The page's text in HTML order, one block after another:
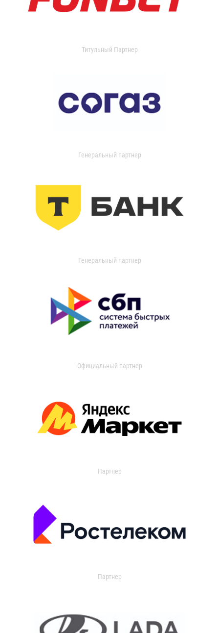
Титульный Партнер
Генеральный партнер
Генеральный партнер
Официальный партнер
Партнер
Партнер